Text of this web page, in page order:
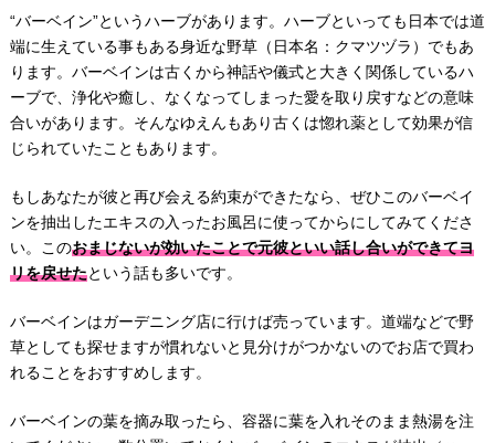
“バーベイン”というハーブがあります。ハーブといっても日本では道
端に生えている事もある身近な野草（日本名：クマツヅラ）でもあ
ります。バーベインは古くから神話や儀式と大きく関係しているハ
ーブで、浄化や癒し、なくなってしまった愛を取り戻すなどの意味
合いがあります。そんなゆえんもあり古くは惚れ薬として効果が信
じられていたこともあります。
もしあなたが彼と再び会える約束ができたなら、ぜひこのバーベイ
ンを抽出したエキスの入ったお風呂に使ってからにしてみてくださ
い。このおまじないが効いたことで元彼といい話し合いができてヨ
リを戻せたという話も多いです。
バーベインはガーデニング店に行けば売っています。道端などで野
草としても探せますが慣れないと見分けがつかないのでお店で買わ
れることをおすすめします。
バーベインの葉を摘み取ったら、容器に葉を入れそのまま熱湯を注